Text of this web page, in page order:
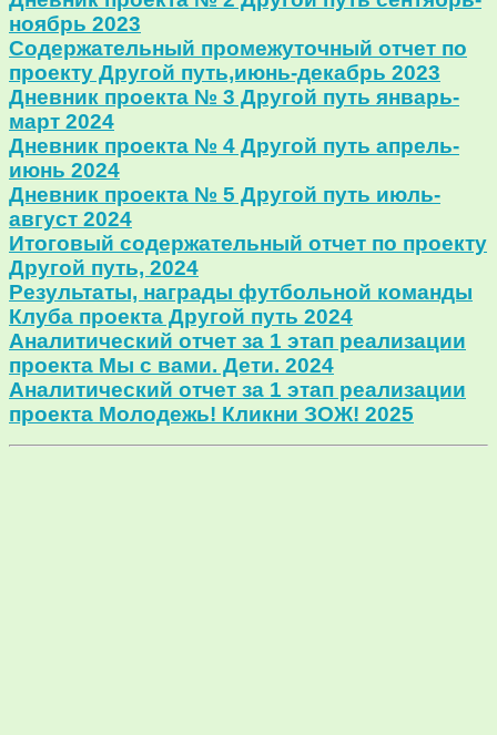
ноябрь 2023
Содержательный промежуточный отчет по
проекту Другой путь,июнь-декабрь 2023
Дневник проекта № 3 Другой путь январь-
март 2024
Дневник проекта № 4 Другой путь апрель-
июнь 2024
Дневник проекта № 5 Другой путь июль-
август 2024
Итоговый содержательный отчет по проекту
Другой путь, 2024
Результаты, награды футбольной команды
Клуба проекта Другой путь 2024
Аналитический отчет за 1 этап реализации
проекта Мы с вами. Дети. 2024
Аналитический отчет за 1 этап реализации
проекта Молодежь! Кликни ЗОЖ! 2025